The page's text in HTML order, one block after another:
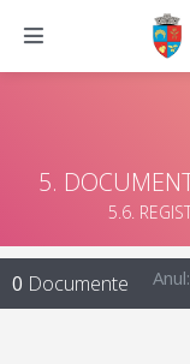
5.
5.6.
0 Documente Anul: